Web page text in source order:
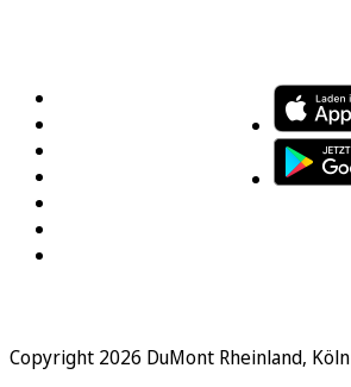
Copyright 2026 DuMont Rheinland, Köln